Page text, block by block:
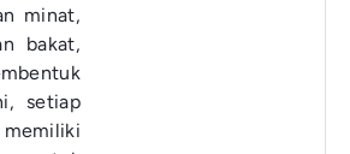
minat,
bakat,
setiap